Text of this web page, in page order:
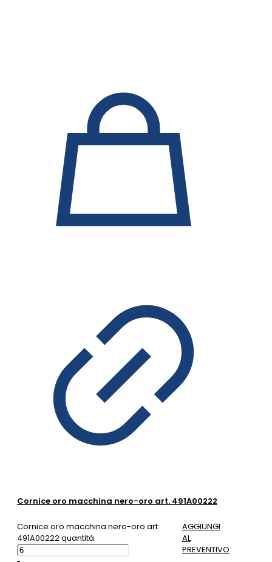
Cornice oro macchina nero-oro art. 491A00222
Cornice oro macchina nero-oro art.
491A00222 quantità
AGGIUNGI
AL
PREVENTIVO